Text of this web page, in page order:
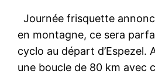
Journée frisquette
en montagne, ce sera
cyclo au départ d’Espezel.
une boucle de 80 km avec